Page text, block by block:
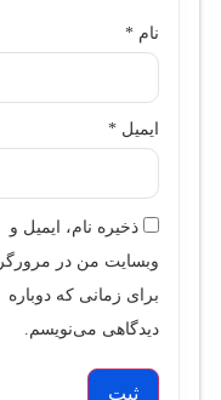
نام *
ایمیل *
ذخیره نام، ایمیل و
وبسایت من در مرورگر
برای زمانی که دوباره
دیدگاهی می‌نویسم.